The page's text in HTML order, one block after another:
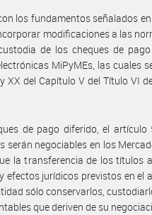
los fundamentos señalados
modificaciones a las
de los cheques de
MiPyMEs, las cuales
XX del Capítulo V del Título VI
de pago diferido, el artículo
serán negociables en los
la transferencia de los títulos
efectos jurídicos previstos en el
sólo conservarlos,
que deriven de su